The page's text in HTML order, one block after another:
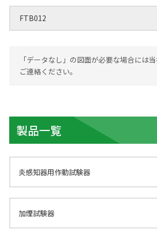
FTB012
「データなし」の図面が必要な場合には
ご連絡ください。
製品一覧
炎感知器用作動試験器
加煙試験器